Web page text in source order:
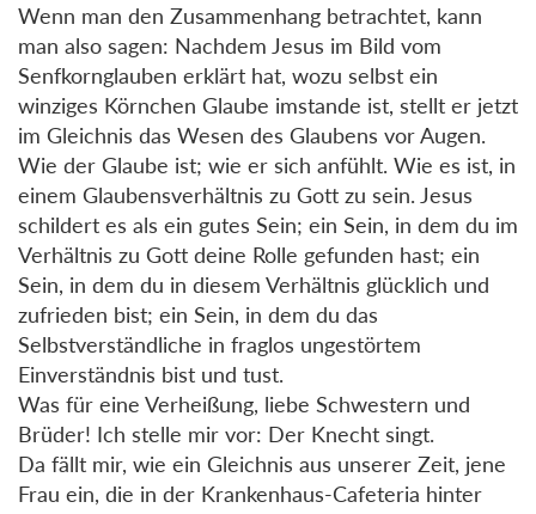
Wenn man den Zusammenhang betrachtet, kann
man also sagen: Nachdem Jesus im Bild vom
Senfkornglauben erklärt hat, wozu selbst ein
winziges Körnchen Glaube imstande ist, stellt er jetzt
im Gleichnis das Wesen des Glaubens vor Augen.
Wie der Glaube ist; wie er sich anfühlt. Wie es ist, in
einem Glaubensverhältnis zu Gott zu sein. Jesus
schildert es als ein gutes Sein; ein Sein, in dem du im
Verhältnis zu Gott deine Rolle gefunden hast; ein
Sein, in dem du in diesem Verhältnis glücklich und
zufrieden bist; ein Sein, in dem du das
Selbstverständliche in fraglos ungestörtem
Einverständnis bist und tust.
Was für eine Verheißung, liebe Schwestern und
Brüder! Ich stelle mir vor: Der Knecht singt.
Da fällt mir, wie ein Gleichnis aus unserer Zeit, jene
Frau ein, die in der Krankenhaus-Cafeteria hinter